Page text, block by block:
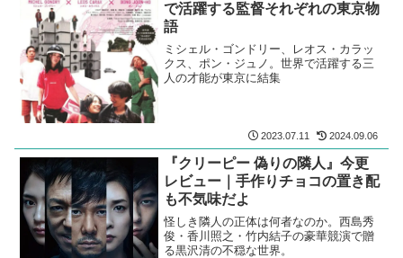
で活躍する監督それぞれの東京物
語
ミシェル・ゴンドリー、レオス・カラッ
クス、ポン・ジュノ。世界で活躍する三
人の才能が東京に結集
2023.07.11 2024.09.06
『クリーピー 偽りの隣人』今更
レビュー｜手作りチョコの置き配
も不気味だよ
怪しき隣人の正体は何者なのか。西島秀
俊・香川照之・竹内結子の豪華競演で贈
る黒沢清の不穏な世界。